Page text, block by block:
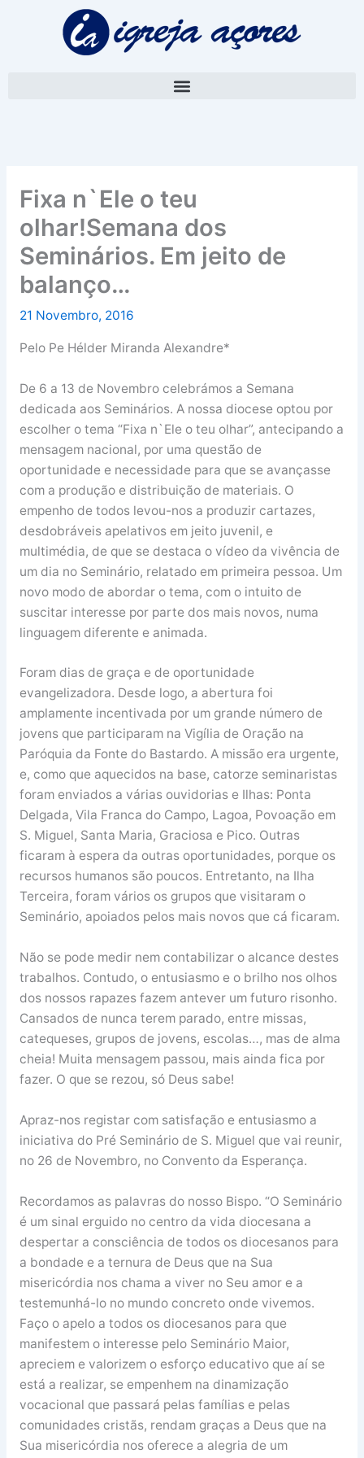
Fixa n`Ele o teu
olhar!Semana dos
Seminários. Em jeito de
balanço…
21 Novembro, 2016
Pelo Pe Hélder Miranda Alexandre*
De 6 a 13 de Novembro celebrámos a Semana
dedicada aos Seminários. A nossa diocese optou por
escolher o tema “Fixa n`Ele o teu olhar”, antecipando a
mensagem nacional, por uma questão de
oportunidade e necessidade para que se avançasse
com a produção e distribuição de materiais. O
empenho de todos levou-nos a produzir cartazes,
desdobráveis apelativos em jeito juvenil, e
multimédia, de que se destaca o vídeo da vivência de
um dia no Seminário, relatado em primeira pessoa. Um
novo modo de abordar o tema, com o intuito de
suscitar interesse por parte dos mais novos, numa
linguagem diferente e animada.
Foram dias de graça e de oportunidade
evangelizadora. Desde logo, a abertura foi
amplamente incentivada por um grande número de
jovens que participaram na Vigília de Oração na
Paróquia da Fonte do Bastardo. A missão era urgente,
e, como que aquecidos na base, catorze seminaristas
foram enviados a várias ouvidorias e Ilhas: Ponta
Delgada, Vila Franca do Campo, Lagoa, Povoação em
S. Miguel, Santa Maria, Graciosa e Pico. Outras
ficaram à espera da outras oportunidades, porque os
recursos humanos são poucos. Entretanto, na Ilha
Terceira, foram vários os grupos que visitaram o
Seminário, apoiados pelos mais novos que cá ficaram.
Não se pode medir nem contabilizar o alcance destes
trabalhos. Contudo, o entusiasmo e o brilho nos olhos
dos nossos rapazes fazem antever um futuro risonho.
Cansados de nunca terem parado, entre missas,
catequeses, grupos de jovens, escolas…, mas de alma
cheia! Muita mensagem passou, mais ainda fica por
fazer. O que se rezou, só Deus sabe!
Apraz-nos registar com satisfação e entusiasmo a
iniciativa do Pré Seminário de S. Miguel que vai reunir,
no 26 de Novembro, no Convento da Esperança.
Recordamos as palavras do nosso Bispo. “O Seminário
é um sinal erguido no centro da vida diocesana a
despertar a consciência de todos os diocesanos para
a bondade e a ternura de Deus que na Sua
misericórdia nos chama a viver no Seu amor e a
testemunhá-lo no mundo concreto onde vivemos.
Faço o apelo a todos os diocesanos para que
manifestem o interesse pelo Seminário Maior,
apreciem e valorizem o esforço educativo que aí se
está a realizar, se empenhem na dinamização
vocacional que passará pelas famílias e pelas
comunidades cristãs, rendam graças a Deus que na
Sua misericórdia nos oferece a alegria de um